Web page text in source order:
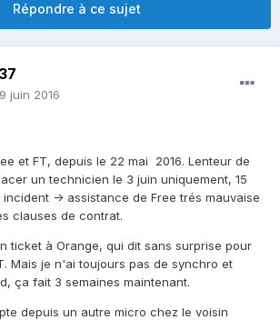
Répondre à ce sujet
juin 2016
et FT, depuis le 22 mai 2016. Lenteur de
un technicien le 3 juin uniquement, 15
-> assistance de Free trés mauvaise
clauses de contrat.
ticket à Orange, qui dit sans surprise pour
Mais je n'ai toujours pas de synchro et
ça fait 3 semaines maintenant.
depuis un autre micro chez le voisin